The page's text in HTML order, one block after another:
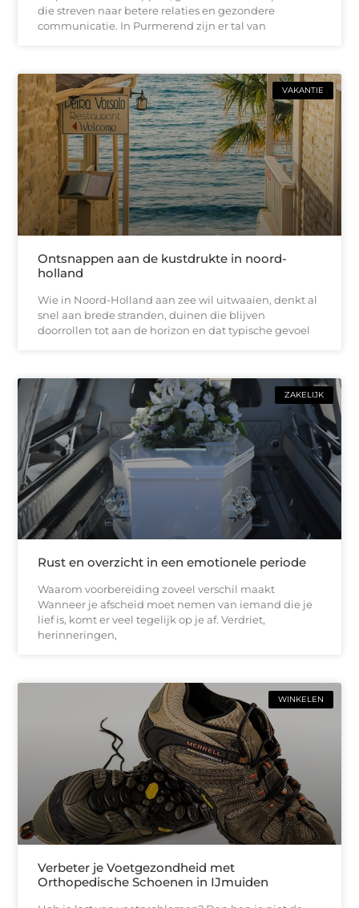
die streven naar betere relaties en gezondere
communicatie. In Purmerend zijn er tal van
VAKANTIE
Ontsnappen aan de kustdrukte in noord-
holland
Wie in Noord-Holland aan zee wil uitwaaien, denkt al
snel aan brede stranden, duinen die blijven
doorrollen tot aan de horizon en dat typische gevoel
ZAKELIJK
Rust en overzicht in een emotionele periode
Waarom voorbereiding zoveel verschil maakt
Wanneer je afscheid moet nemen van iemand die je
lief is, komt er veel tegelijk op je af. Verdriet,
herinneringen,
WINKELEN
Verbeter je Voetgezondheid met
Orthopedische Schoenen in IJmuiden